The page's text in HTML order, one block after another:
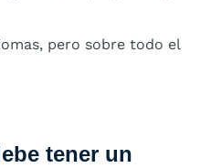
pero sobre todo el
tener un